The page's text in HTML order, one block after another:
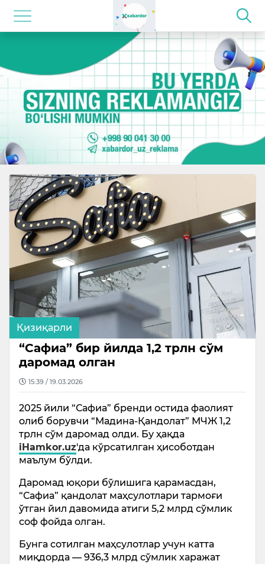
Қизиқарли
“Сафиа” бир йилда 1,2 трлн сўм
даромад олган
15:39 / 19.03.2026
2025 йили “Сафиа” бренди остида фаолият
олиб борувчи “Мадина-Қандолат” МЧЖ 1,2
трлн сўм даромад олди. Бу ҳақда
iHamkor.uz'да кўрсатилган ҳисоботдан
маълум бўлди.
Даромад юқори бўлишига қарамасдан,
“Сафиа” қандолат маҳсулотлари тармоғи
ўтган йил давомида атиги 5,2 млрд сўмлик
соф фойда олган.
Бунга сотилган маҳсулотлар учун катта
миқдорда — 936,3 млрд сўмлик харажат